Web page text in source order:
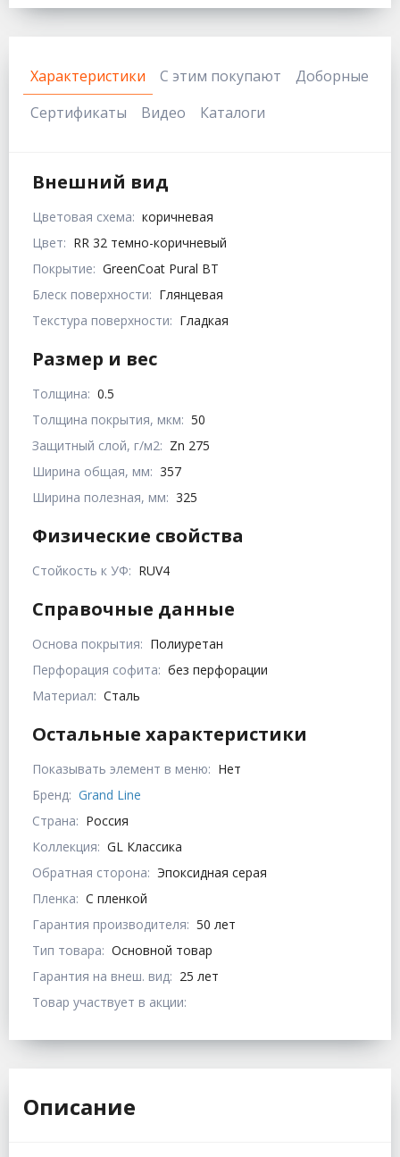
Характеристики С этим покупают
Доборные
Сертификаты
Видео Каталоги
Внешний вид
Цветовая схема: коричневая
Цвет: RR 32 темно-коричневый
Покрытие: GreenCoat Pural BT
Блеск поверхности: Глянцевая
Текстура поверхности: Гладкая
Размер и вес
Толщина: 0.5
Толщина покрытия, мкм: 50
Защитный слой, г/м2: Zn 275
Ширина общая, мм: 357
Ширина полезная, мм: 325
Физические свойства
Стойкость к УФ: RUV4
Справочные данные
Основа покрытия: Полиуретан
Перфорация софита: без перфорации
Материал: Сталь
Остальные характеристики
Показывать элемент в меню: Нет
Бренд: Grand Line
Страна: Россия
Коллекция: GL Классика
Обратная сторона: Эпоксидная серая
Пленка: С пленкой
Гарантия производителя: 50 лет
Тип товара: Основной товар
Гарантия на внеш. вид: 25 лет
Товар участвует в акции:
Описание